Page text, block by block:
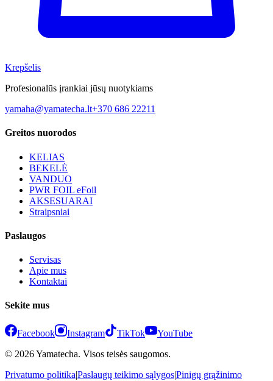
Krepšelis
Profesionalūs įrankiai jūsų nuotykiams
yamaha@yamatecha.lt+370 686 22211
Greitos nuorodos
KELIAS
BEKELĖ
VANDUO
PWR FOIL eFoil
AKSESUARAI
Straipsniai
Paslaugos
Servisas
Apie mus
Kontaktai
Sekite mus
Facebook Instagram TikTok
YouTube
© 2026 Yamatecha. Visos teisės saugomos.
Privatumo politika|Paslaugų teikimo sąlygos|Pinigų grąžinimo